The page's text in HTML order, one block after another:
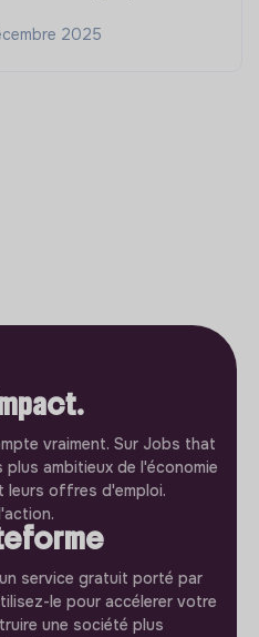
2025
vraiment. Sur Jobs that
ambitieux de l'économie
leurs offres d'emploi.
service gratuit porté par
le pour accélerer votre
une société plus